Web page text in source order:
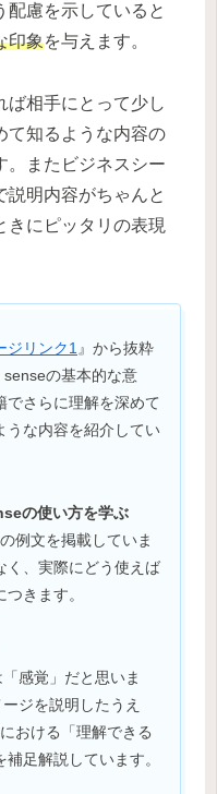
配慮を示していると
印象を与えます。
ば相手にとって少し
て知るような内容の
。またビジネスシー
説明内容がちゃんと
きにピッタリの表現
ジリンク1 』から抜粋
の基本的な意
でさらに理解を深めて
うな内容を紹介してい
の使い方を学ぶ
例文を掲載していま
く、実際にどう使えば
きます。
感覚」だと思いま
ジを説明したうえ
おける「理解できる
足解説しています。